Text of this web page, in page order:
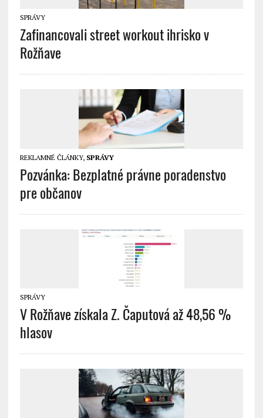
SPRÁVY
Zafinancovali street workout ihrisko v
Rožňave
REKLAMNÉ ČLÁNKY, SPRÁVY
Pozvánka: Bezplatné právne poradenstvo
pre občanov
SPRÁVY
V Rožňave získala Z. Čaputová až 48,56 %
hlasov